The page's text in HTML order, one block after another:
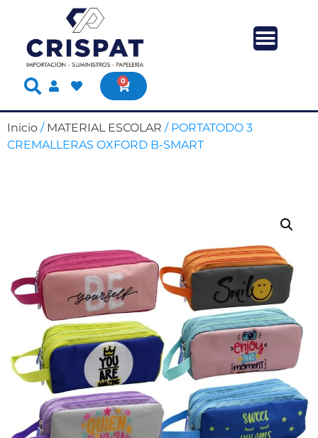
0
Inicio / MATERIAL ESCOLAR / PORTATODO 3
CREMALLERAS OXFORD B-SMART